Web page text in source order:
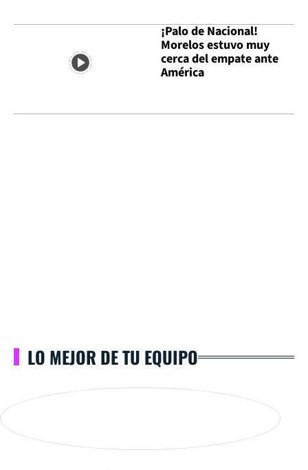
¡Palo de Nacional!
Morelos estuvo muy
cerca del empate ante
América
LO MEJOR DE TU EQUIPO